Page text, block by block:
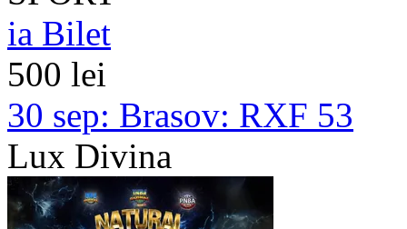
ia Bilet
500 lei
30 sep: Brasov: RXF 53
Lux Divina